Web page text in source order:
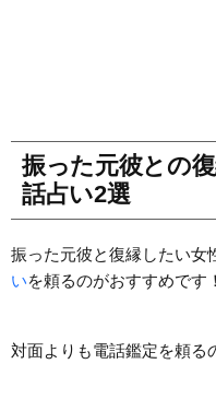
振った元彼との
話占い2選
振った元彼と復縁したい女
いを頼るのがおすすめです！
対面よりも電話鑑定を頼る